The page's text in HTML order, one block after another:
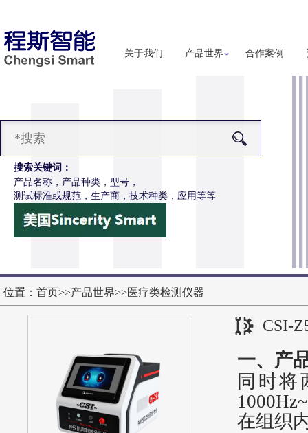
关于我们 产品世界 合作案例
搜索关键词：
产品名称，产品种类，型号，
测试标准或规范，生产商，技术种类，应用等等
位置： 首页>>产品世界>>医疗类检测仪器
CSI-
一、产
同时将
在组织